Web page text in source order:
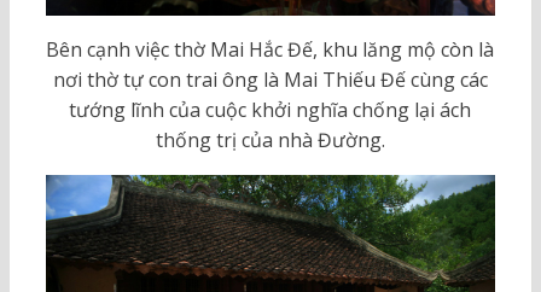
Bên cạnh việc thờ Mai Hắc Đế, khu lăng mộ còn là
nơi thờ tự con trai ông là Mai Thiếu Đế cùng các
tướng lĩnh của cuộc khởi nghĩa chống lại ách
thống trị của nhà Đường.